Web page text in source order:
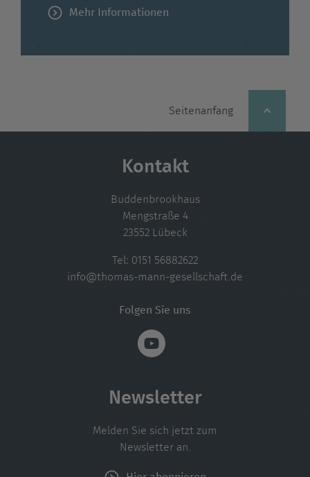
Mehr Informationen
Seitenanfang
Kontakt
Buddenbrookhaus
Mengstraße 4
23552 Lübeck
Tel: 0151 56882622
info@thomas-mann-gesellschaft.de
Folgen Sie uns
Newsletter
Melden Sie sich jetzt zum
Newsletter an.